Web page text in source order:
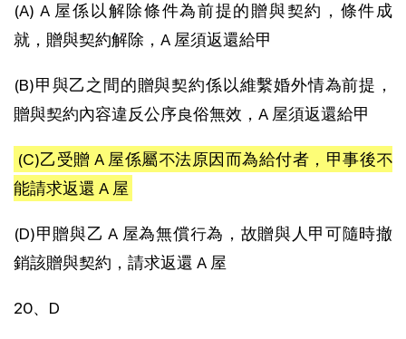
(A) A 屋係以解除條件為前提的贈與契約，條件成
就，贈與契約解除，A 屋須返還給甲
(B)甲與乙之間的贈與契約係以維繫婚外情為前提，
贈與契約內容違反公序良俗無效，A 屋須返還給甲
(C)乙受贈 A 屋係屬不法原因而為給付者，甲事後不
能請求返還 A 屋
(D)甲贈與乙 A 屋為無償行為，故贈與人甲可隨時撤
銷該贈與契約，請求返還 A 屋
20、D